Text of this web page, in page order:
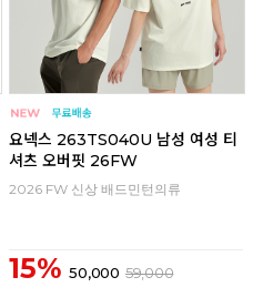
요넥스 263TS040U 남성 여성 티
셔츠 오버핏 26FW
2026 FW 신상 배드민턴의류
15% 50,000 59,000